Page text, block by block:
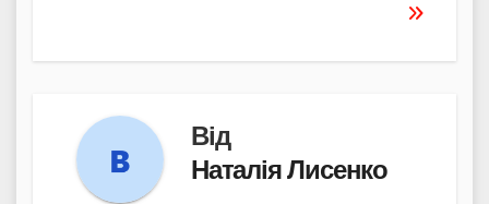
Від
Наталія Лисенко